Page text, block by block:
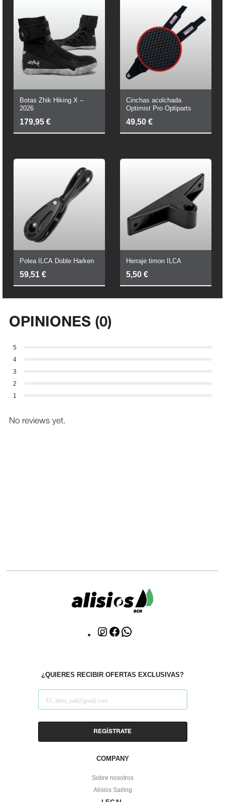
Botas Zhik Hiking X –
2026
179,95 €
Cinchas acolchada
Optimist Pro Optiparts
49,50 €
Polea ILCA Doble Harken
59,51 €
Herraje timon ILCA
5,50 €
OPINIONES (0)
5
4
3
2
1
No reviews yet.
ClickClick
COMPANY
Sobre nosotros
Alisios Sailing
¿QUIERES RECIBIR OFERTAS EXCLUSIVAS?